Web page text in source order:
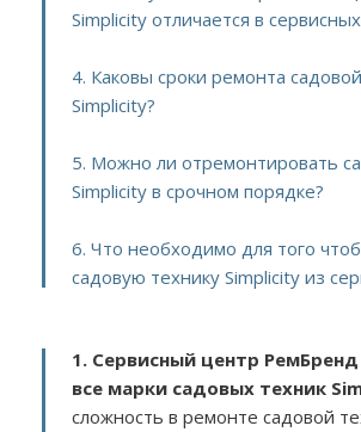
Simplicity отличается в
4. Каковы сроки ремонта
Simplicity?
5. Можно ли отремонтировать
Simplicity в срочном порядке?
6. Что необходимо для того
садовую технику Simplicity из
1. Сервисный центр
все марки садовых техник
сложность в ремонте садовой